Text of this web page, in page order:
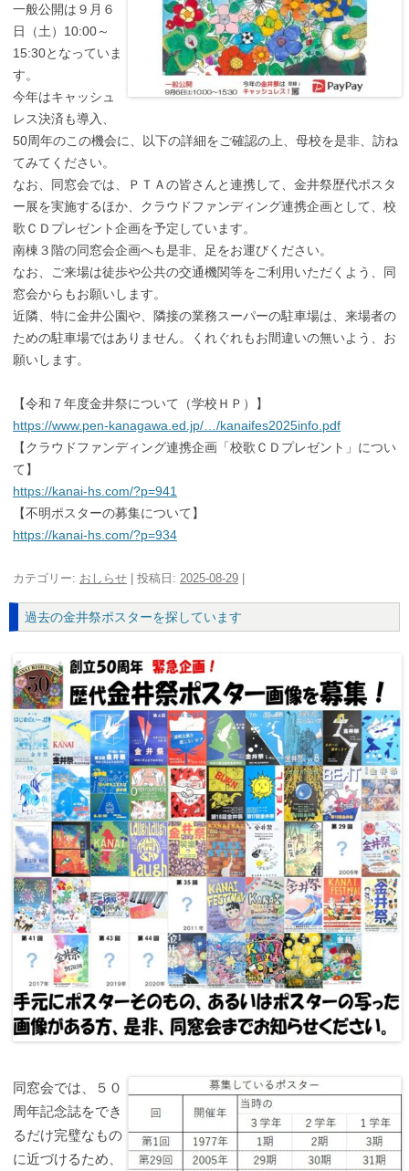
一般公開は９月６
日（土）10:00～
15:30となっていま
す。
今年はキャッシュ
レス決済も導入、
50周年のこの機会に、以下の詳細をご確認の上、母校を是非、訪ね
てみてください。
なお、同窓会では、ＰＴＡの皆さんと連携して、金井祭歴代ポスタ
ー展を実施するほか、クラウドファンディング連携企画として、校
歌ＣＤプレゼント企画を予定しています。
南棟３階の同窓会企画へも是非、足をお運びください。
なお、ご来場は徒歩や公共の交通機関等をご利用いただくよう、同
窓会からもお願いします。
近隣、特に金井公園や、隣接の業務スーパーの駐車場は、来場者の
ための駐車場ではありません。くれぐれもお間違いの無いよう、お
願いします。
【令和７年度金井祭について（学校ＨＰ）】
https://www.pen-kanagawa.ed.jp/…/kanaifes2025info.pdf
【クラウドファンディング連携企画「校歌ＣＤプレゼント」につい
て】
https://kanai-hs.com/?p=941
【不明ポスターの募集について】
https://kanai-hs.com/?p=934
カテゴリー: おしらせ | 投稿日: 2025-08-29 |
過去の金井祭ポスターを探しています
同窓会では、５０
周年記念誌をでき
るだけ完璧なもの
に近づけるため、